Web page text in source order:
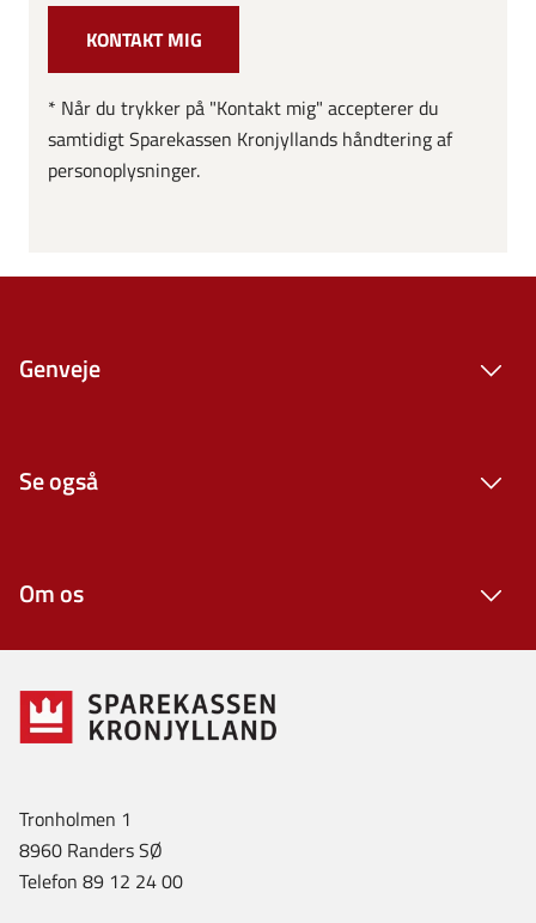
* Når du trykker på "Kontakt mig" accepterer du
samtidigt Sparekassen Kronjyllands håndtering af
personoplysninger.
Genveje
Se også
Om os
Tronholmen 1
8960 Randers SØ
Telefon 89 12 24 00